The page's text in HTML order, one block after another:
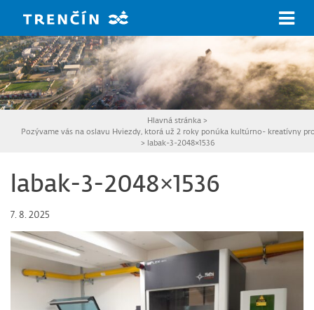
Hlavná stránka >
Pozývame vás na oslavu Hviezdy, ktorá už 2 roky ponúka kultúrno- kreatívny
> labak-3-2048×1536
labak-3-2048×1536
7. 8. 2025